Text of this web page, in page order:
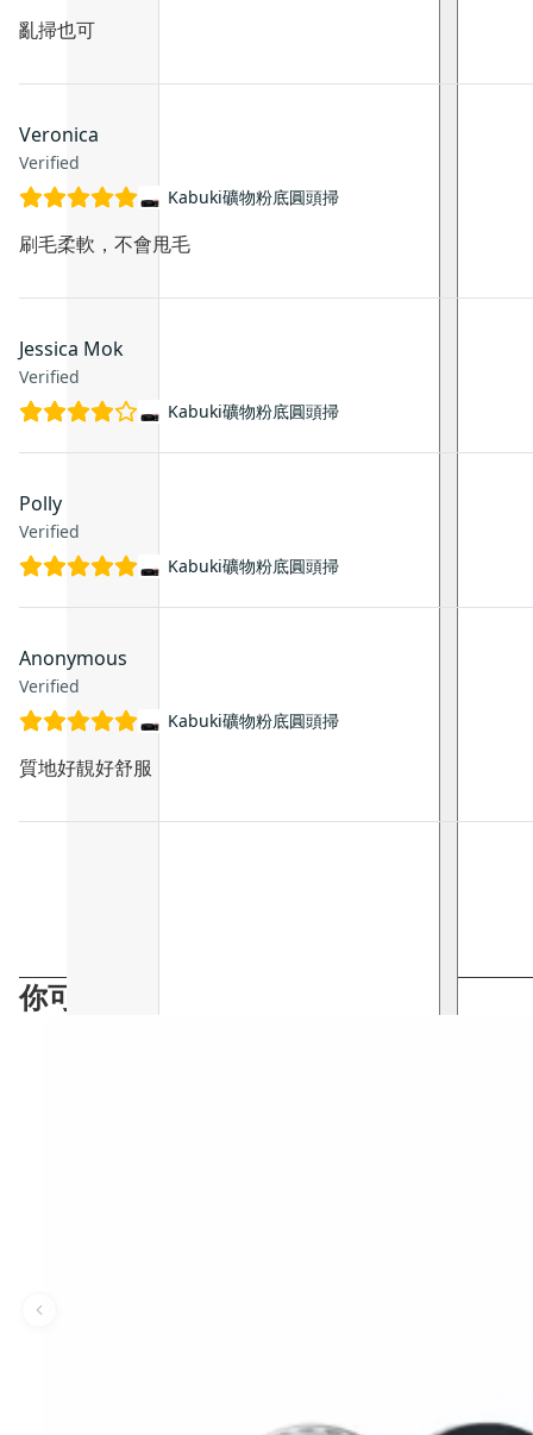
亂掃也可
Veronica
Verified
Kabuki礦物粉底圓頭掃
刷毛柔軟，不會甩毛
Jessica Mok
Verified
Kabuki礦物粉底圓頭掃
Polly
Verified
Kabuki礦物粉底圓頭掃
Anonymous
Verified
Kabuki礦物粉底圓頭掃
質地好靚好舒服
你可能會喜歡